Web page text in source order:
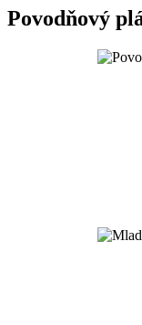
Povodňový